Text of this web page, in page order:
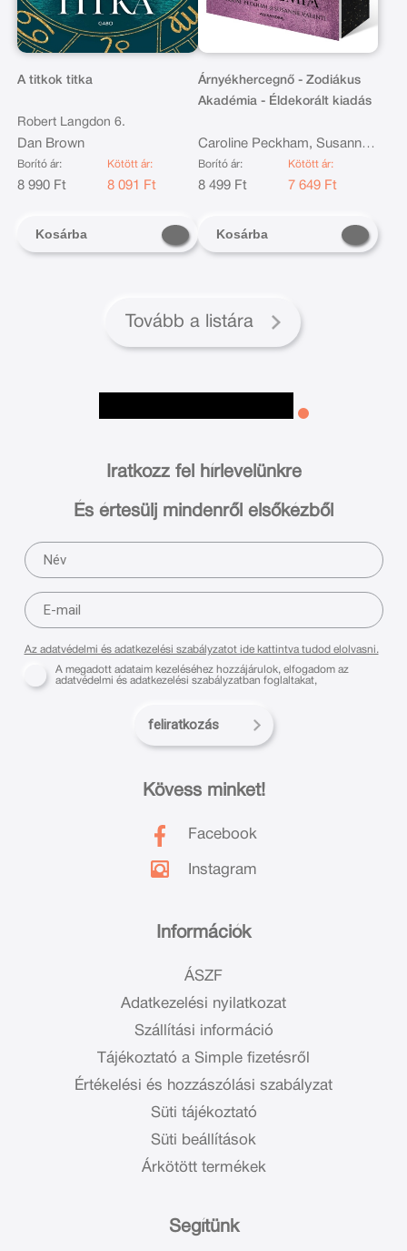
A titkok titka
Robert Langdon 6.
Dan Brown
Borító ár:
8 990 Ft
Kötött ár:
8 091 Ft
Kosárba
Árnyékhercegnő - Zodiákus
Akadémia - Éldekorált kiadás
Caroline Peckham, Susanne
Valenti
Borító ár:
8 499 Ft
Kötött ár:
7 649 Ft
Kosárba
Tovább a listára
Információk
ÁSZF
Adatkezelési nyilatkozat
Szállítási információ
Tájékoztató a Simple fizetésről
Értékelési és hozzászólási szabályzat
Süti tájékoztató
Süti beállítások
Árkötött termékek
Segítünk
Kövess minket!
Facebook
Instagram
Iratkozz fel hírlevelünkre
És értesülj mindenről elsőkézből
Az adatvédelmi és adatkezelési szabályzatot ide kattintva tudod elolvasni.
A megadott adataim kezeléséhez hozzájárulok, elfogadom az
adatvédelmi és adatkezelési szabályzatban foglaltakat,
feliratkozás